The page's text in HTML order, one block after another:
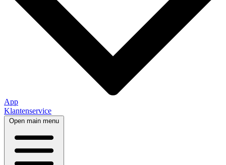
App
Klantenservice
Open main menu